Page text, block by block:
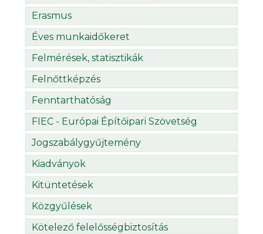
Erasmus
Éves munkaidőkeret
Felmérések, statisztikák
Felnőttképzés
Fenntarthatóság
FIEC - Európai Építőipari Szövetség
Jogszabálygyűjtemény
Kiadványok
Kitüntetések
Közgyűlések
Kötelező felelősségbiztosítás